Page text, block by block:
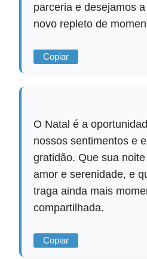
parceria e desejamos
novo repleto de
Copiar
O Natal é a
nossos sentimentos e
gratidão. Que sua
amor e serenidade, e
traga ainda mais
compartilhada.
Copiar